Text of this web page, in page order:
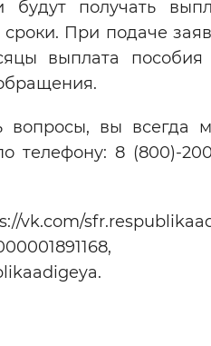
будут получать
При подаче
выплата пособия
вопросы, вы всегда
телефону: 8 (800)-
vk.com/